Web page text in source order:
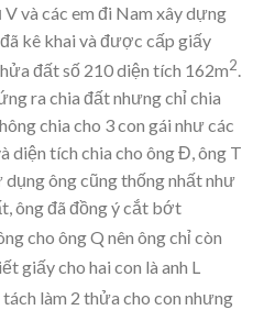
và các em đi Nam xây dựng
kê khai và được cấp giấy
đất số 210 diện tích 162m2.
ra chia đất nhưng chỉ chia
chia cho 3 con gái như các
diện tích chia cho ông Đ, ông T
dụng ông cũng thống nhất như
ông đã đồng ý cắt bớt
cho ông Q nên ông chỉ còn
giấy cho hai con là anh L
tách làm 2 thửa cho con nhưng